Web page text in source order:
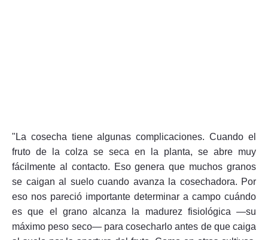
"La cosecha tiene algunas complicaciones. Cuando el
fruto de la colza se seca en la planta, se abre muy
fácilmente al contacto. Eso genera que muchos granos
se caigan al suelo cuando avanza la cosechadora. Por
eso nos pareció importante determinar a campo cuándo
es que el grano alcanza la madurez fisiológica —su
máximo peso seco— para cosecharlo antes de que caiga